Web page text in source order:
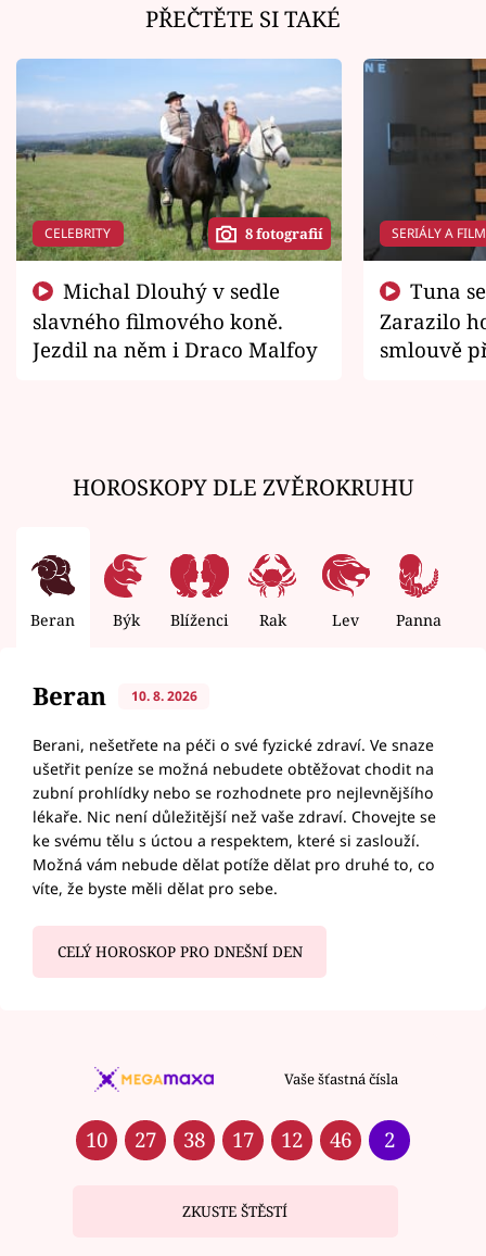
PŘEČTĚTE SI TAKÉ
CELEBRITY 8 fotografií
slavného filmového koně.
Jezdil na něm i Draco Malfoy
SERIÁLY A
Zarazilo
smlouvě
HOROSKOPY DLE ZVĚROKRUHU
Beran Býk Blíženci Rak Lev Panna
Beran 10. 8. 2026
Berani, nešetřete na péči o své fyzické zdraví. Ve snaze
ušetřit peníze se možná nebudete obtěžovat chodit na
zubní prohlídky nebo se rozhodnete pro nejlevnějšího
lékaře. Nic není důležitější než vaše zdraví. Chovejte se
ke svému tělu s úctou a respektem, které si zaslouží.
Možná vám nebude dělat potíže dělat pro druhé to, co
víte, že byste měli dělat pro sebe.
CELÝ HOROSKOP PRO DNEŠNÍ DEN
Vaše šťastná čísla
10 27 38 17 12 46 2
ZKUSTE ŠTĚSTÍ